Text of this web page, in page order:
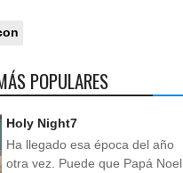
POPULARES
Holy Night7
Ha llegado esa época del año
otra vez. Puede que Papá Noel